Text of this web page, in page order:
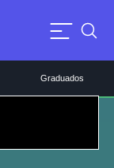
Graduados